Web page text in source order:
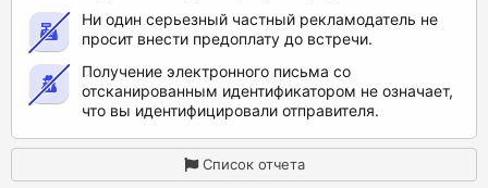
Ни один серьезный частный рекламодатель не
просит внести предоплату до встречи.
Получение электронного письма со
отсканированным идентификатором не означает,
что вы идентифицировали отправителя.
Список отчета